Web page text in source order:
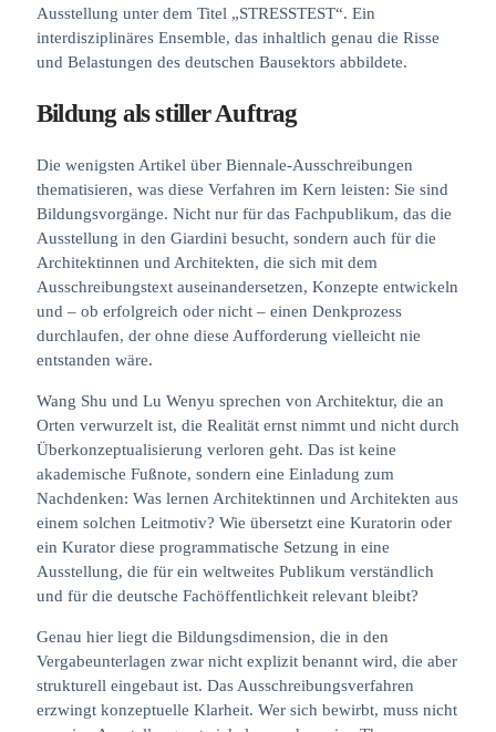
Ausstellung unter dem Titel „STRESSTEST“. Ein
interdisziplinäres Ensemble, das inhaltlich genau die Risse
und Belastungen des deutschen Bausektors abbildete.
Bildung als stiller Auftrag
Die wenigsten Artikel über Biennale-Ausschreibungen
thematisieren, was diese Verfahren im Kern leisten: Sie sind
Bildungsvorgänge. Nicht nur für das Fachpublikum, das die
Ausstellung in den Giardini besucht, sondern auch für die
Architektinnen und Architekten, die sich mit dem
Ausschreibungstext auseinandersetzen, Konzepte entwickeln
und – ob erfolgreich oder nicht – einen Denkprozess
durchlaufen, der ohne diese Aufforderung vielleicht nie
entstanden wäre.
Wang Shu und Lu Wenyu sprechen von Architektur, die an
Orten verwurzelt ist, die Realität ernst nimmt und nicht durch
Überkonzeptualisierung verloren geht. Das ist keine
akademische Fußnote, sondern eine Einladung zum
Nachdenken: Was lernen Architektinnen und Architekten aus
einem solchen Leitmotiv? Wie übersetzt eine Kuratorin oder
ein Kurator diese programmatische Setzung in eine
Ausstellung, die für ein weltweites Publikum verständlich
und für die deutsche Fachöffentlichkeit relevant bleibt?
Genau hier liegt die Bildungsdimension, die in den
Vergabeunterlagen zwar nicht explizit benannt wird, die aber
strukturell eingebaut ist. Das Ausschreibungsverfahren
erzwingt konzeptuelle Klarheit. Wer sich bewirbt, muss nicht